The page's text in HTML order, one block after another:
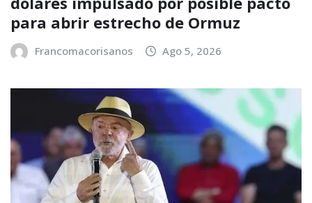
para abrir estrecho de Ormuz
Francomacorisanos Ago 5, 2026